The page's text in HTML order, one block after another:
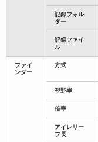
記録フォル
ダー
記録ファイ
ル
ファイ
ンダー
方式
視野率
倍率
アイレリー
フ長